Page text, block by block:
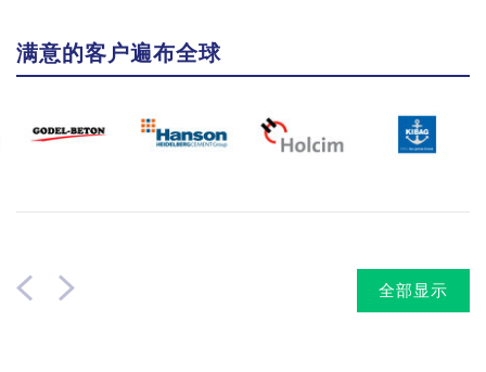
满意的客户遍布全球
全部显示